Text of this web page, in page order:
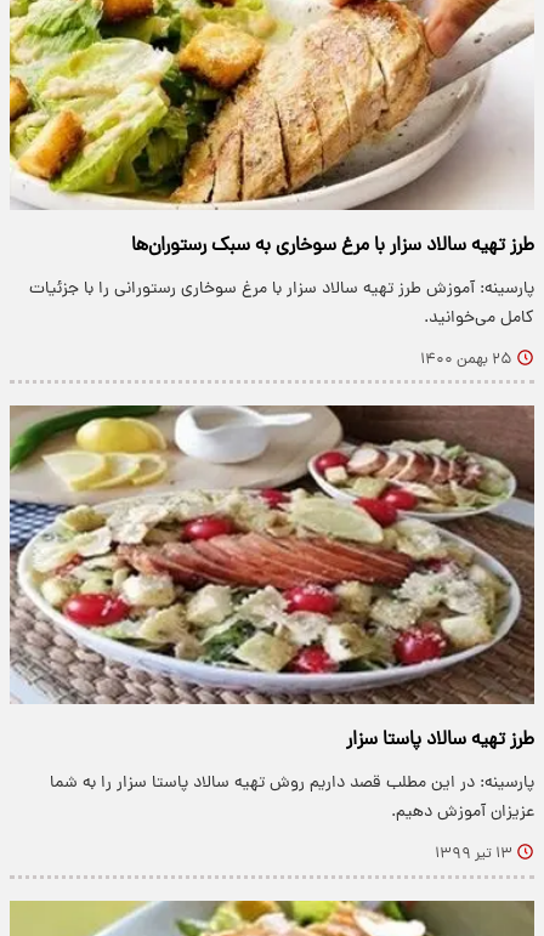
طرز تهیه سالاد سزار با مرغ سوخاری به سبک رستوران‌ها
پارسینه: آموزش طرز تهیه سالاد سزار با مرغ سوخاری رستورانی را با جزئیات
کامل می‌خوانید.
۲۵ بهمن ۱۴۰۰
طرز تهیه سالاد پاستا سزار
پارسینه: در این مطلب قصد داریم روش تهیه سالاد پاستا سزار را به شما
عزیزان آموزش دهیم.
۱۳ تیر ۱۳۹۹